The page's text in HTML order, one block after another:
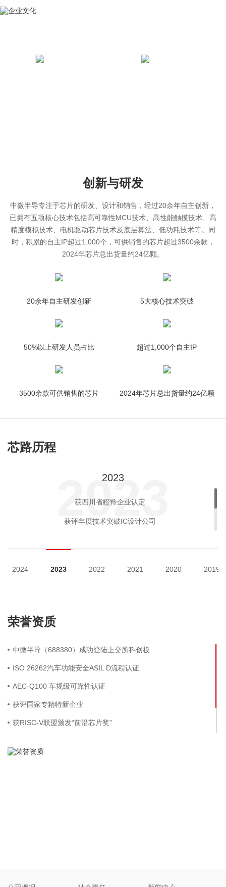
创新与研发
中微半导专注于芯片的研发、设计和销售，经过20余年自主创新，
已拥有五项核心技术包括高可靠性MCU技术、高性能触摸技术、高
精度模拟技术、电机驱动芯片技术及底层算法、低功耗技术等。同
时，积累的自主IP超过1,000个，可供销售的芯片超过3500余款，
2024年芯片总出货量约24亿颗。
20余年自主研发创新 5大核心技术突破
50%以上研发人员占比 超过1,000个自主IP
3500余款可供销售的芯片 2024年芯片总出货量约24亿颗
芯路历程
2024
2024
通过ISO 26262汽车功能安全ASIL D流程认证
建立电子科大射频芯片联合实验室
2023
2023
获四川省瞪羚企业认定
获评年度技术突破IC设计公司
中微半导（688380）成功登陆上交所科创板
AEC-Q100标准新一代车规MCU正式发布
获评2021年度BLDC电机控制器十大主控芯片
获评2021年度全球电子成就奖之年度杰出创新企业
获评2020中国IC设计成就奖之年度最佳MCU
获评2020年度全球电子成就奖之年度微控制器产品奖
获评2019中国IC设计成就奖之年度最佳MCU
8051、M0、M0+平台成熟，高性价比的MTP工艺产品成熟
占地16亩、建筑面积2.2万平、预计投资1.2个亿、2019年封顶的
成都研发中心动工
成都研发中心成立，新加坡研发团队项目启动
全系列产品升级支持C语言及在线仿真，家电客户大批量导入
构建完善工具生态链，市场规模快速增长
正式发布支持C语言开发MCU
在线仿真MCU研发规模量产
自主研发EE工艺MCU量产
与中国电科合资成立重庆中科芯亿达电子有限公司
开启8位触摸芯片创新之路并规模商用
自主创新，8位 OTP MCU 投放市场
风扇控制芯片量产，市场占有率快速提升
初试锋芒，燃气热水器专用芯片正式量产，销售至今累计过亿颗
公司正式创建
2024 2023 2022 2021 2020 2019
荣誉资质
中微半导（688380）成功登陆上交所科创板
ISO 26262汽车功能安全ASIL D流程认证
AEC-Q100 车规级可靠性认证
获评国家专精特新企业
获RISC-V联盟颁发“前沿芯片奖”